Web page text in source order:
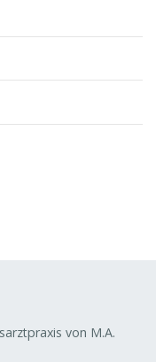
von M.A.